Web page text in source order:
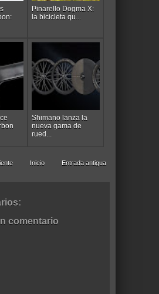
Pinarello Dogma X:
la bicicleta qu...
Shimano lanza la
nueva gama de
rued...
Entrada antigua
Inicio
comentario